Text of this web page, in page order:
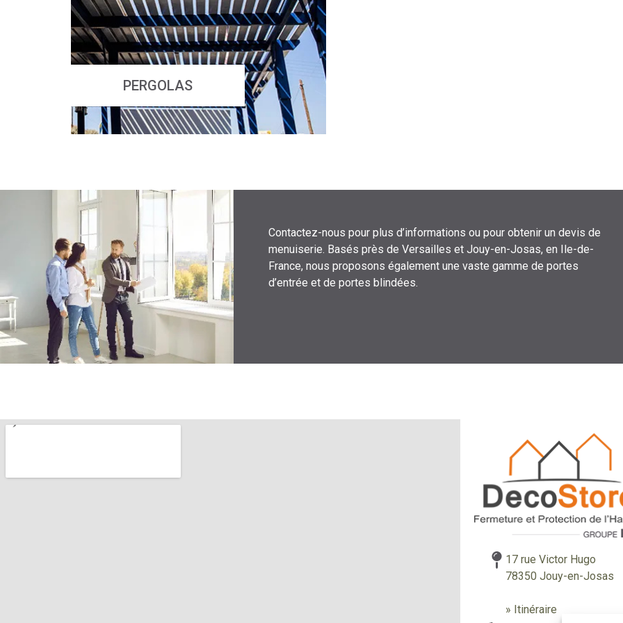
PERGOLAS
Contactez-nous pour plus d’informations ou pour obtenir un devis de
menuiserie. Basés près de Versailles et Jouy-en-Josas, en Ile-de-
France, nous proposons également une vaste gamme de portes
d’entrée et de portes blindées.
17 rue Victor Hugo
78350 Jouy-en-Josas
» Itinéraire